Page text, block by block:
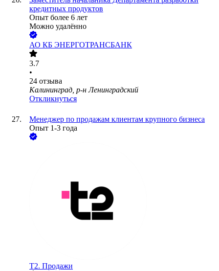
кредитных продуктов
Опыт более 6 лет
Можно удалённо
АО КБ ЭНЕРГОТРАНСБАНК
3.7
•
24 отзыва
Калининград, р-н Ленинградский
Откликнуться
Менеджер по продажам клиентам крупного бизнеса
Опыт 1-3 года
T2. Продажи